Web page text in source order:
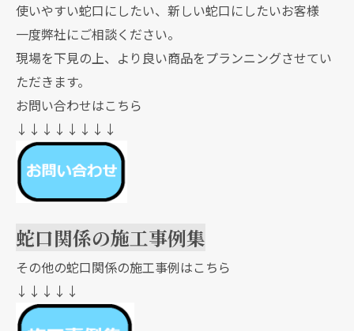
使いやすい蛇口にしたい、新しい蛇口にしたいお客様
一度弊社にご相談ください。
現場を下見の上、より良い商品をプランニングさせてい
ただきます。
お問い合わせはこちら
↓↓↓↓↓↓↓↓
蛇口関係の施工事例集
その他の蛇口関係の施工事例はこちら
↓↓↓↓↓